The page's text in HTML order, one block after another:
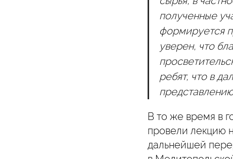
полученные
формируется
уверен, что
ребят, что в
В то же время в
провели лекцию
дальнейшей